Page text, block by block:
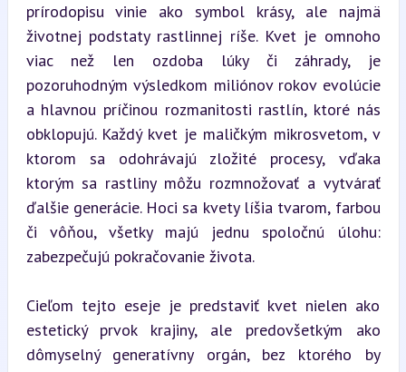
prírodopisu vinie ako symbol krásy, ale najmä
životnej podstaty rastlinnej ríše. Kvet je omnoho
viac než len ozdoba lúky či záhrady, je
pozoruhodným výsledkom miliónov rokov evolúcie
a hlavnou príčinou rozmanitosti rastlín, ktoré nás
obklopujú. Každý kvet je maličkým mikrosvetom, v
ktorom sa odohrávajú zložité procesy, vďaka
ktorým sa rastliny môžu rozmnožovať a vytvárať
ďalšie generácie. Hoci sa kvety líšia tvarom, farbou
či vôňou, všetky majú jednu spoločnú úlohu:
zabezpečujú pokračovanie života.
Cieľom tejto eseje je predstaviť kvet nielen ako
estetický prvok krajiny, ale predovšetkým ako
dômyselný generatívny orgán, bez ktorého by